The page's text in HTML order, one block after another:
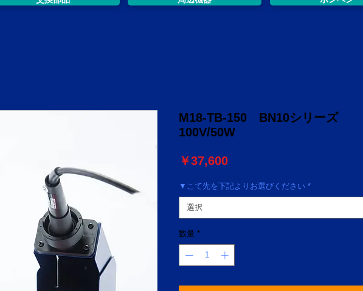
M18-TB-150 BN10シリーズ
100V/50W
￥37,600価
▼こて先を下記よりお選びください *
選択
数量 *